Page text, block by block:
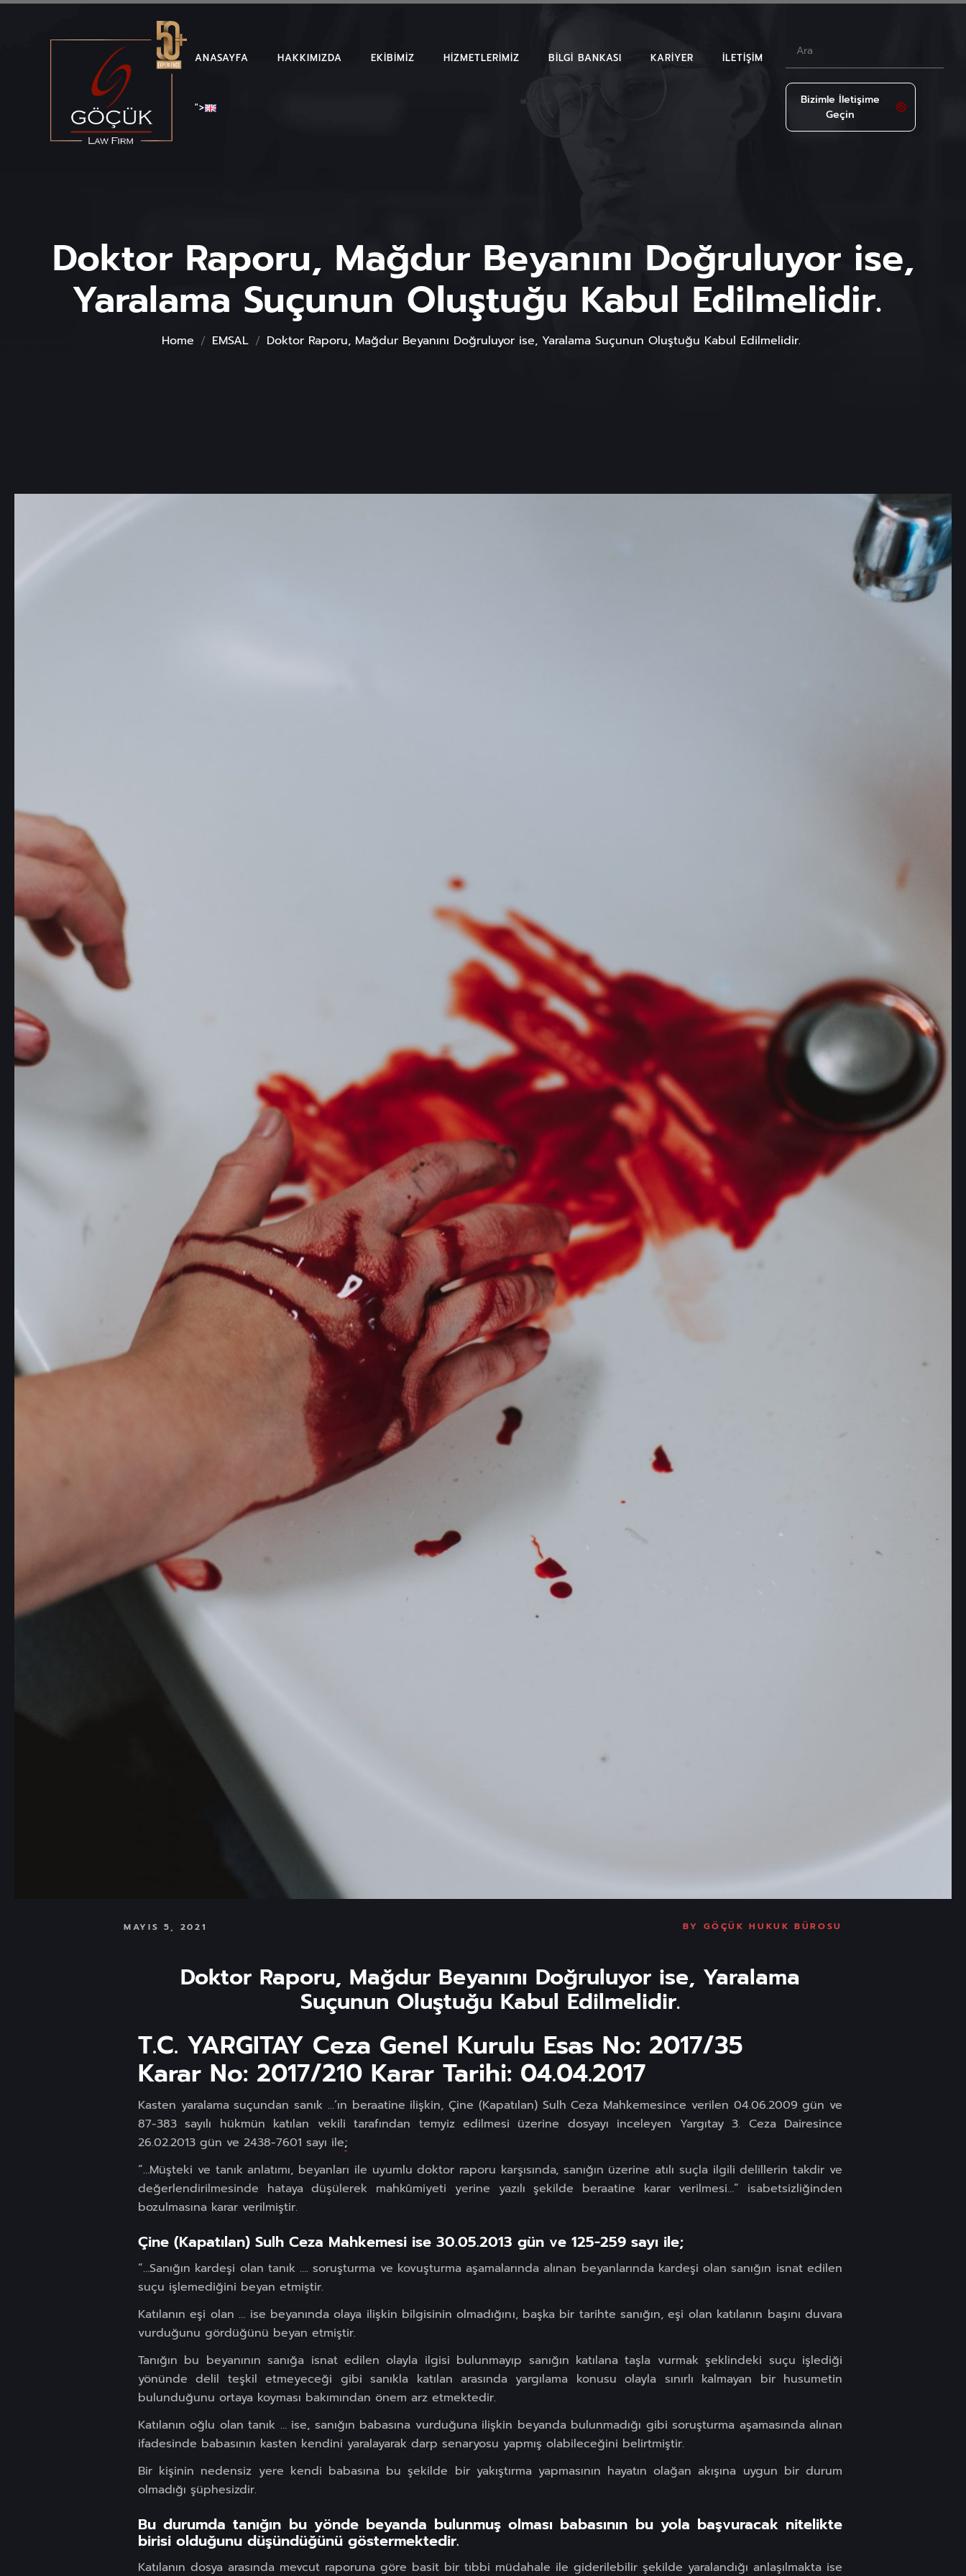
ANASAYFA HAKKIMIZDA EKIBIMIZ HIZMETLERIMIZ BILGI BANKASI KARIYER İLETIŞIM
">
Bizimle İletişime
Geçin
Doktor Raporu, Mağdur Beyanını Doğruluyor ise,
Yaralama Suçunun Oluştuğu Kabul Edilmelidir.
Home EMSAL Doktor Raporu, Mağdur Beyanını Doğruluyor ise, Yaralama Suçunun Oluştuğu Kabul Edilmelidir.
MAYIS 5, 2021 BY GÖÇÜK HUKUK BÜROSU
Doktor Raporu, Mağdur Beyanını Doğruluyor ise, Yaralama
Suçunun Oluştuğu Kabul Edilmelidir.
T.C. YARGITAY Ceza Genel Kurulu Esas No: 2017/35
Karar No: 2017/210 Karar Tarihi: 04.04.2017
Kasten yaralama suçundan sanık …’ın beraatine ilişkin, Çine (Kapatılan) Sulh Ceza Mahkemesince verilen 04.06.2009 gün ve
87-383 sayılı hükmün katılan vekili tarafından temyiz edilmesi üzerine dosyayı inceleyen Yargıtay 3. Ceza Dairesince
26.02.2013 gün ve 2438-7601 sayı ile;
“…Müşteki ve tanık anlatımı, beyanları ile uyumlu doktor raporu karşısında, sanığın üzerine atılı suçla ilgili delillerin takdir ve
değerlendirilmesinde hataya düşülerek mahkûmiyeti yerine yazılı şekilde beraatine karar verilmesi…” isabetsizliğinden
bozulmasına karar verilmiştir.
Çine (Kapatılan) Sulh Ceza Mahkemesi ise 30.05.2013 gün ve 125-259 sayı ile;
“…Sanığın kardeşi olan tanık …. soruşturma ve kovuşturma aşamalarında alınan beyanlarında kardeşi olan sanığın isnat edilen
suçu işlemediğini beyan etmiştir.
Katılanın eşi olan … ise beyanında olaya ilişkin bilgisinin olmadığını, başka bir tarihte sanığın, eşi olan katılanın başını duvara
vurduğunu gördüğünü beyan etmiştir.
Tanığın bu beyanının sanığa isnat edilen olayla ilgisi bulunmayıp sanığın katılana taşla vurmak şeklindeki suçu işlediği
yönünde delil teşkil etmeyeceği gibi sanıkla katılan arasında yargılama konusu olayla sınırlı kalmayan bir husumetin
bulunduğunu ortaya koyması bakımından önem arz etmektedir.
Katılanın oğlu olan tanık … ise, sanığın babasına vurduğuna ilişkin beyanda bulunmadığı gibi soruşturma aşamasında alınan
ifadesinde babasının kasten kendini yaralayarak darp senaryosu yapmış olabileceğini belirtmiştir.
Bir kişinin nedensiz yere kendi babasına bu şekilde bir yakıştırma yapmasının hayatın olağan akışına uygun bir durum
olmadığı şüphesizdir.
Bu durumda tanığın bu yönde beyanda bulunmuş olması babasının bu yola başvuracak nitelikte
birisi olduğunu düşündüğünü göstermektedir.
Katılanın dosya arasında mevcut raporuna göre basit bir tıbbi müdahale ile giderilebilir şekilde yaralandığı anlaşılmakta ise